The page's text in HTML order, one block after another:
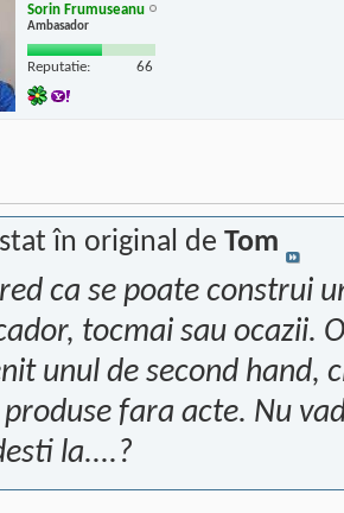
Sorin Frumuseanu
Ambasador
Reputatie: 66
în original de Tom
ca se poate construi
tocmai sau ocazii.
unul de second hand,
produse fara acte. Nu
la....?